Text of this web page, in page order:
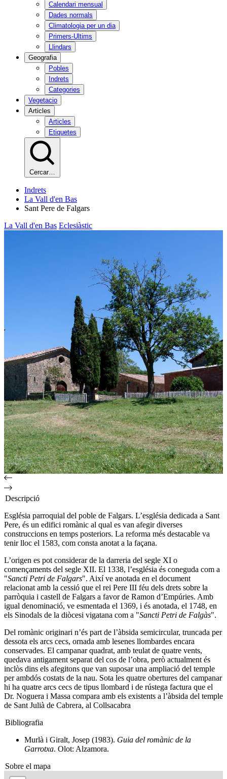
Calendari mensual
Dades normals
Climatologia per un dia
Primers-Ultims
Llindars
Geografia
Pobles
Indrets
Categories
Vegetacio
Articles
Articles
Etiquetes
Cercar…
Indrets
La Vall d'en Bas
Sant Pere de Falgars
La Vall d'en Bas Eclesiàstic
Descripció
Església parroquial del poble de Falgars. L’església dedicada a Sant
Pere, és un edifici romànic al qual es van afegir diverses
construccions en temps posteriors. La reforma més destacable va
tenir lloc el 1583, com consta anotat a la façana.
L’origen es pot considerar de la darreria del segle XI o
començaments del segle XII. El 1338, l’església és coneguda com a
"Sancti Petri de Falgars". Així ve anotada en el document
relacionat amb la cessió que el rei Pere III féu dels drets sobre la
parròquia i castell de Falgars a favor de Ramon d’Empúries. Amb
igual denominació, ve esmentada el 1369, i és anotada, el 1748, en
els Sinodals de la diòcesi vigatana com a "Sancti Petri de Falgàs".
Del romànic originari n’és part de l’àbsida semicircular, truncada per
dessota els arcs cecs, ornada amb lesenes llombardes encara
conservades. El campanar quadrat, amb teulat de quatre vents,
quedava antigament separat del cos de l’obra, però actualment és
inclòs dins els afegitons que van suposar una ampliació del temple
per ambdós costats de la nau. Sota les quatre obertures del campanar
hi ha quatre arcs cecs de tipus llombard i de rústega factura que el
Dr. Noguera i Massa compara amb els existents a l’àbsida del temple
de Sant Julià de Cabrera, al Collsacabra
Bibliografia
Murlà i Giralt, Josep (1983). Guia del romànic de la
Garrotxa. Olot: Alzamora.
Sobre el mapa